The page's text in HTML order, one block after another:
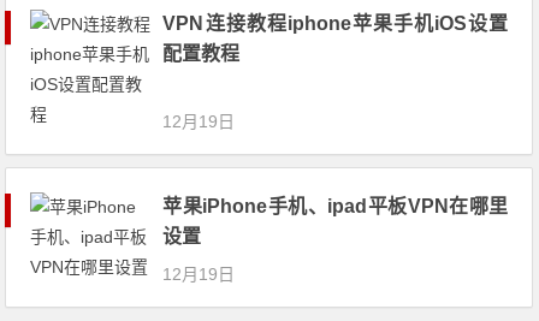
VPN连接教程iphone苹果手机iOS设置
配置教程
12月19日
苹果iPhone手机、ipad平板VPN在哪里
设置
12月19日